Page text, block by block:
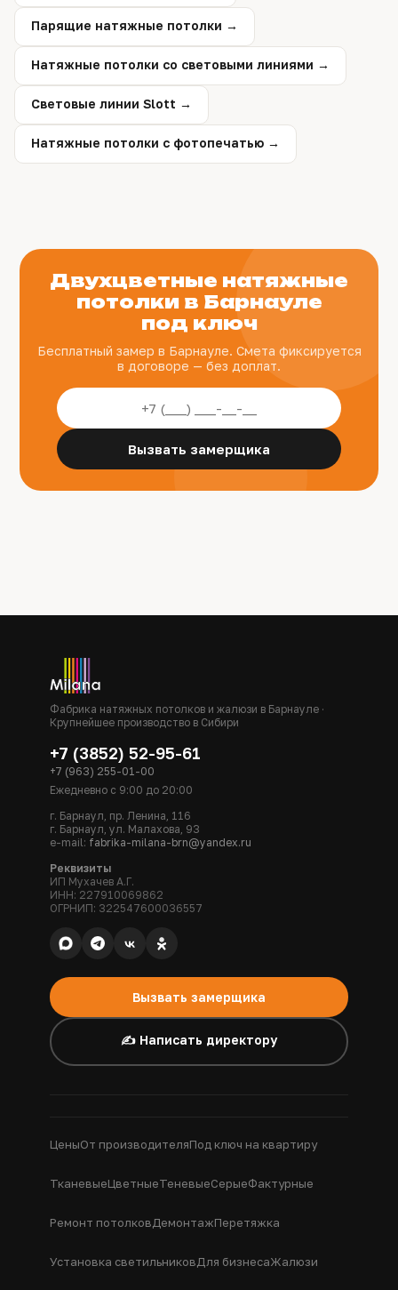
Парящие натяжные потолки →
Натяжные потолки со световыми линиями →
Световые линии Slott →
Натяжные потолки с фотопечатью →
Двухцветные натяжные
потолки в Барнауле
под ключ
Бесплатный замер в Барнауле. Смета фиксируется
в договоре — без доплат.
Вызвать замерщика
Фабрика натяжных потолков и жалюзи в Барнауле ·
Крупнейшее производство в Сибири
+7 (3852) 52-95-61
+7 (963) 255-01-00
Ежедневно с 9:00 до 20:00
г. Барнаул, пр. Ленина, 116
г. Барнаул, ул. Малахова, 93
e-mail: fabrika-milana-brn@yandex.ru
Реквизиты
ИП Мухачев А.Г.
ИНН: 227910069862
ОГРНИП: 322547600036557
Вызвать замерщика
✍️ Написать директору
ЦеныОт производителяПод ключ на квартиру
ТканевыеЦветныеТеневыеСерыеФактурные
Ремонт потолковДемонтажПеретяжка
Установка светильниковДля бизнесаЖалюзи